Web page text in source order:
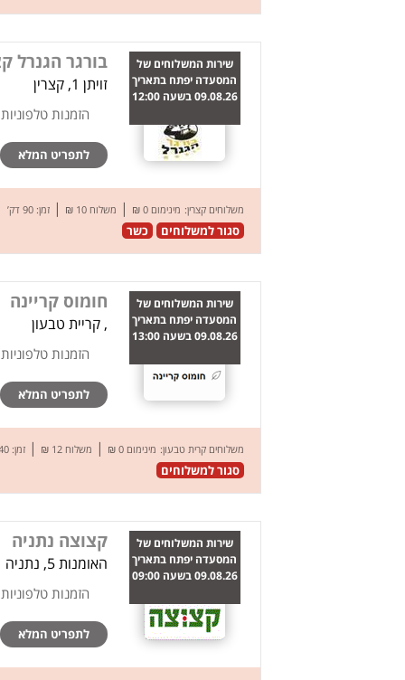
שירות המשלוחים של
המסעדה יפתח בתאריך
09.08.26 בשעה 12:00
בורגר הגנרל
זויתן 1, קצרין
הזמנות
לתפריט המלא
משלוחים קצרין: מינימום 0 ₪ | משלוח 10 ₪ | זמן: 90 דק’
סגור למשלוחים כשר
שירות המשלוחים של
המסעדה יפתח בתאריך
09.08.26 בשעה 13:00
חומוס קריינה
, קריית טבעון
הזמנות
לתפריט המלא
משלוחים קרית טבעון: מינימום 0 ₪ | משלוח 12 ₪ | זמן: 40 דק’
סגור למשלוחים
שירות המשלוחים של
המסעדה יפתח בתאריך
09.08.26 בשעה 09:00
קצוצה נתניה
האומנות 5, נתניה
הזמנות
לתפריט המלא